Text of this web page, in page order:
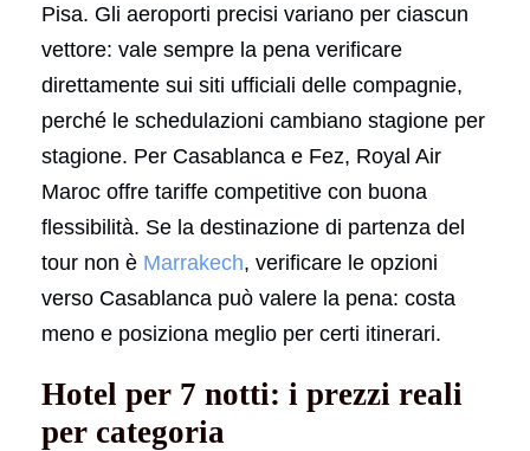
Pisa. Gli aeroporti precisi variano per ciascun
vettore: vale sempre la pena verificare
direttamente sui siti ufficiali delle compagnie,
perché le schedulazioni cambiano stagione per
stagione. Per Casablanca e Fez, Royal Air
Maroc offre tariffe competitive con buona
flessibilità. Se la destinazione di partenza del
tour non è Marrakech, verificare le opzioni
verso Casablanca può valere la pena: costa
meno e posiziona meglio per certi itinerari.
Hotel per 7 notti: i prezzi reali
per categoria